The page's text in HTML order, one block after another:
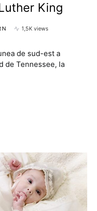
King
1,5K views
de sud-est a
de Tennessee, la